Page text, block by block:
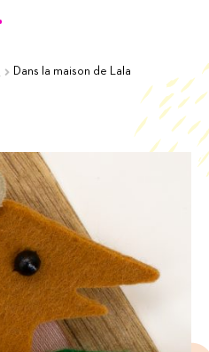
Dans la maison de Lala